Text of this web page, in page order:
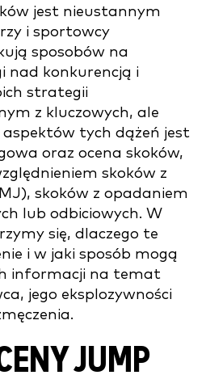
jest nieustannym
i sportowcy
sposobów na
nad konkurencją i
strategii
z kluczowych, ale
tych dążeń jest
oraz ocena skoków,
skoków z
skoków z opadaniem
lub odbiciowych. W
się, dlaczego te
i w jaki sposób mogą
informacji na temat
jego eksplozywności
JUMP